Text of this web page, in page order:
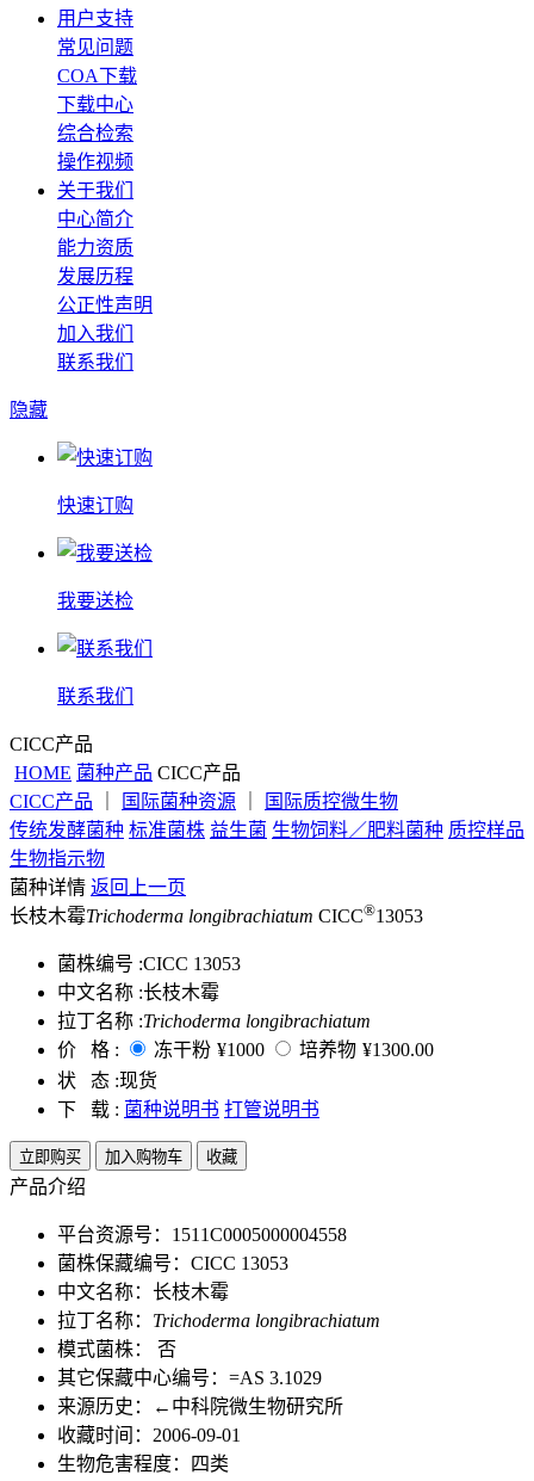
用户支持
常见问题
COA下载
下载中心
综合检索
操作视频
关于我们
中心简介
能力资质
发展历程
公正性声明
加入我们
联系我们
隐藏
快速订购
我要送检
联系我们
CICC产品
HOME 菌种产品 CICC产品
CICC产品
国际菌种资源
国际质控微生物
传统发酵菌种 标准菌株 益生菌 生物饲料／肥料菌种 质控样品
生物指示物
菌种详情 返回上一页
长枝木霉Trichoderma longibrachiatum CICC®13053
菌株编号 :CICC 13053
中文名称 :长枝木霉
拉丁名称 :Trichoderma longibrachiatum
价 格 :
冻干粉 ¥1000 培养物 ¥1300.00
状 态 :现货
下 载 : 菌种说明书 打管说明书
立即购买 加入购物车 收藏
产品介绍
平台资源号：1511C0005000004558
菌株保藏编号：CICC 13053
中文名称：长枝木霉
拉丁名称： Trichoderma longibrachiatum
模式菌株： 否
其它保藏中心编号：=AS 3.1029
来源历史：←中科院微生物研究所
收藏时间：2006-09-01
生物危害程度：四类